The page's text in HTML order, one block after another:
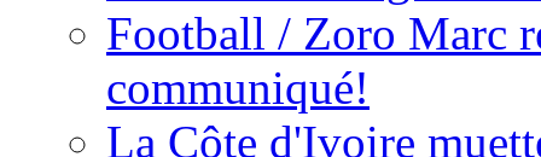
Football / Zoro Marc
communiqué!
La Côte d'Ivoire